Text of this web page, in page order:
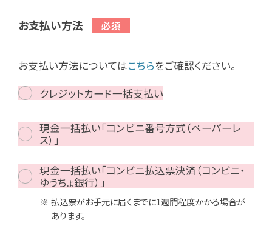
お支払い方法
お支払い方法についてはこちらをご確認ください。
クレジットカード一括支払い
現金一括払い「コンビニ番号方式（ペーパーレ
ス）」
現金一括払い「コンビニ払込票決済（コンビニ・
ゆうちょ銀行）」
払込票がお手元に届くまでに1週間程度かかる場合が
あります。